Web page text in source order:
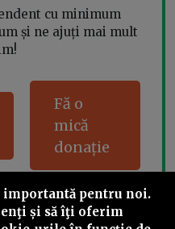
cu minimum
și ne ajuți mai mult
Fă o
mică
donație
this
importantă pentru noi.
și să îţi oferim